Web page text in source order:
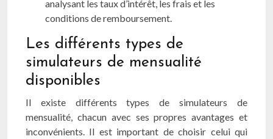
analysant les taux d’intérêt, les frais et les
conditions de remboursement.
Les différents types de
simulateurs de mensualité
disponibles
Il existe différents types de simulateurs de
mensualité, chacun avec ses propres avantages et
inconvénients. Il est important de choisir celui qui